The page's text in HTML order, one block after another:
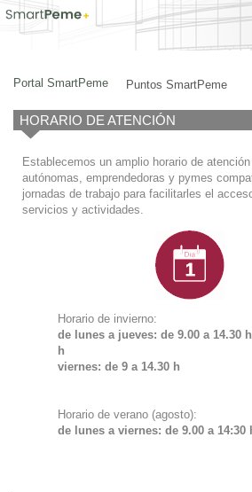
Puntos SmartPeme
Portal SmartPeme Puntos SmartPeme
HORARIO DE ATENCIÓN
Establecemos un amplio horario de
autónomas, emprendedoras y pymes
jornadas de trabajo para facilitarles el
servicios y actividades.
Horario de invierno:
de lunes a jueves: de 9.00 a 14.30
h
viernes: de 9 a 14.30 h
Horario de verano (agosto):
de lunes a viernes: de 9.00 a 14:30